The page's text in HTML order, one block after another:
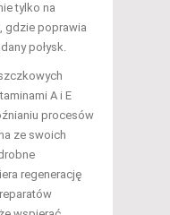
tylko na
gdzie poprawia
połysk.
A i E
procesów
ze swoich
regenerację